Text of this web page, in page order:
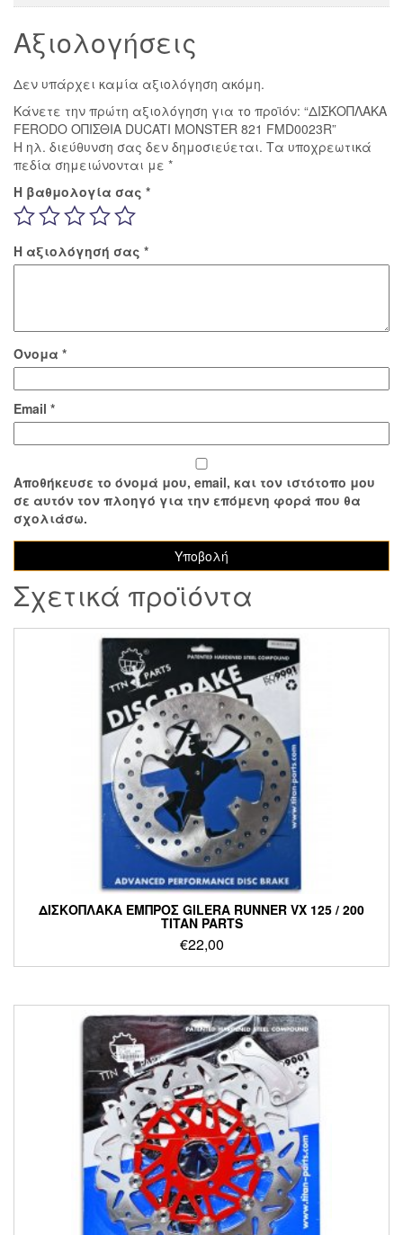
Αξιολογήσεις
Δεν υπάρχει καμία αξιολόγηση ακόμη.
Κάνετε την πρώτη αξιολόγηση για το προϊόν: “ΔΙΣΚΟΠΛΑΚΑ
FERODO ΟΠΙΣΘΙΑ DUCATI MONSTER 821 FMD0023R”
Η ηλ. διεύθυνση σας δεν δημοσιεύεται. Τα υποχρεωτικά
πεδία σημειώνονται με *
Η βαθμολογία σας *
Η αξιολόγησή σας *
Όνομα *
Email *
Αποθήκευσε το όνομά μου, email, και τον ιστότοπο μου
σε αυτόν τον πλοηγό για την επόμενη φορά που θα
σχολιάσω.
Σχετικά προϊόντα
ΔΙΣΚΟΠΛΑΚΑ ΕΜΠΡΟΣ GILERA RUNNER VX 125 / 200
TITAN PARTS
€22,00